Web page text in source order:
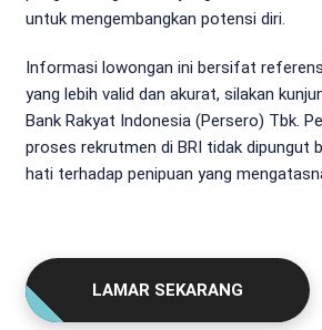
untuk mengembangkan potensi diri.
Informasi lowongan ini bersifat
yang lebih valid dan akurat, silakan
Bank Rakyat Indonesia (Persero) Tbk.
proses rekrutmen di BRI tidak dipungut
hati terhadap penipuan yang
LAMAR SEKARANG